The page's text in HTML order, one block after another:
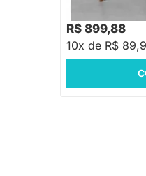
R$ 899,88
10x de R$